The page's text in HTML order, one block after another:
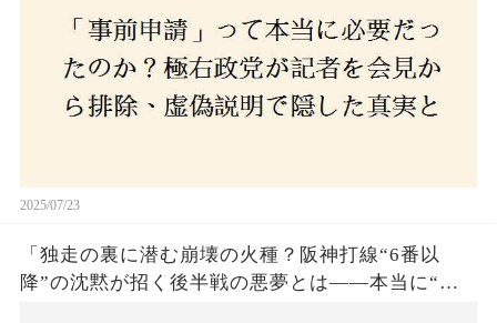
2025/07/23
「独走の裏に潜む崩壊の火種？阪神打線“6番以
降”の沈黙が招く後半戦の悪夢とは——本当に“強